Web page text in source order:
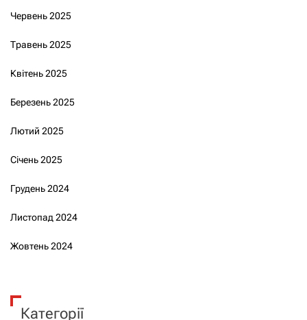
Червень 2025
Травень 2025
Квітень 2025
Березень 2025
Лютий 2025
Січень 2025
Грудень 2024
Листопад 2024
Жовтень 2024
Категорії